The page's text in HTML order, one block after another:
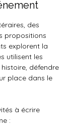
des
propositions
explorent la
utilisent les
défendre
place dans le
à écrire
: